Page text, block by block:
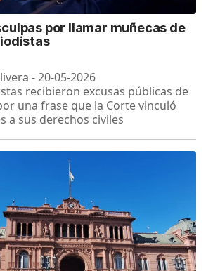
por llamar muñecas de
- 20-05-2026
recibieron excusas públicas de
una frase que la Corte vinculó
a sus derechos civiles